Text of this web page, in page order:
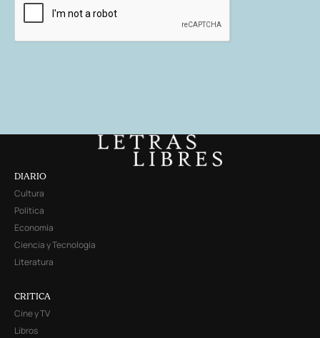
DIARIO
Cultura
Política
Economía
Ciencia y Tecnología
Literatura
CRITICA
Cine y TV
Libros